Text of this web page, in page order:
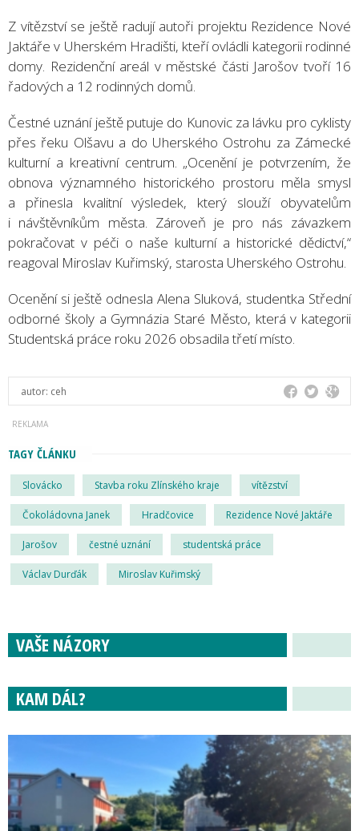
Z vítězství se ještě radují autoři projektu Rezidence Nové
Jaktáře v Uherském Hradišti, kteří ovládli kategorii rodinné
domy. Rezidenční areál v městské části Jarošov tvoří 16
řadových a 12 rodinných domů.
Čestné uznání ještě putuje do Kunovic za lávku pro cyklisty
přes řeku Olšavu a do Uherského Ostrohu za Zámecké
kulturní a kreativní centrum. „Ocenění je potvrzením, že
obnova významného historického prostoru měla smysl
a přinesla kvalitní výsledek, který slouží obyvatelům
i návštěvníkům města. Zároveň je pro nás závazkem
pokračovat v péči o naše kulturní a historické dědictví,“
reagoval Miroslav Kuřimský, starosta Uherského Ostrohu.
Ocenění si ještě odnesla Alena Sluková, studentka Střední
odborné školy a Gymnázia Staré Město, která v kategorii
Studentská práce roku 2026 obsadila třetí místo.
autor: ceh
TAGY ČLÁNKU
Slovácko Stavba roku Zlínského kraje vítězství
Čokoládovna Janek Hradčovice Rezidence Nové Jaktáře
Jarošov čestné uznání studentská práce
Václav Durďák Miroslav Kuřimský
VAŠE NÁZORY
KAM DÁL?